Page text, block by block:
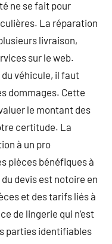
ne se fait pour
La réparation
livraison,
sur le web.
du véhicule, il faut
dommages. Cette
le montant des
certitude. La
à un pro
pièces bénéfiques à
devis est notoire en
et des tarifs liés à
de lingerie qui n’est
parties identifiables